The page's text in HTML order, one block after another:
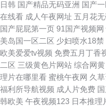
日韩 国产精品无码亚洲 国产
在线看 成人午夜网址 五月花
国产屁屁第一页 91国产视频网
美岛国一区二区 少妇喷水18禁
欧美爱爱tv视频 免费五月丁香
二区 三级黄色片网站 综合网黄
理片在哪里看 蜜桃午夜网 久
福利所导航视频 成人片免费
韩欧美 午夜视频123 日本推理